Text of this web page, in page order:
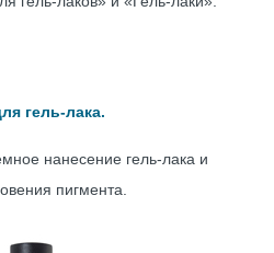
гель-лака.
нанесение гель-лака и
пигмента.